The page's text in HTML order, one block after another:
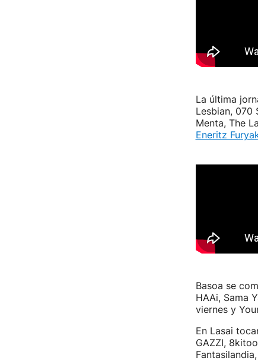
La última
Lesbian, 070
Menta, The
Eneritz
Basoa se
HAAi, Sama
viernes y
En Lasai
GAZZI,